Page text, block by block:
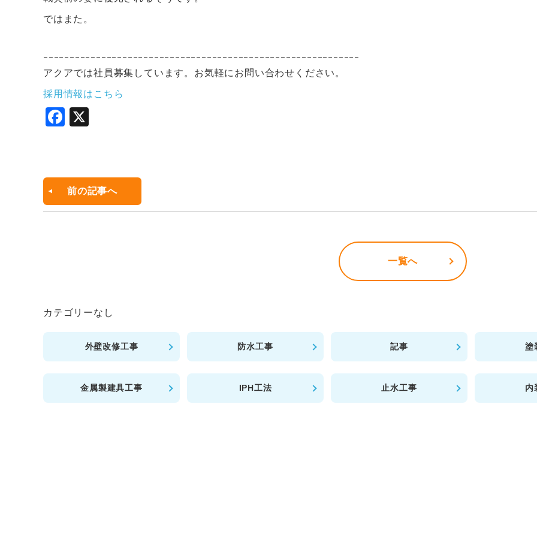
ではまた。
ｰｰｰｰｰｰｰｰｰｰｰｰｰｰｰｰｰｰｰｰｰｰｰｰｰｰｰｰｰｰｰｰｰｰｰｰｰｰｰｰｰｰｰｰｰｰｰｰｰｰｰｰｰｰｰｰｰｰｰｰ
アクアでは社員募集しています。お気軽にお問い合わせください。
採用情報はこちら
F
e
b
o
前の記事へ
一覧へ
カテゴリーなし
外壁改修工事 防水工事 記事 塗
金属製建具工事 IPH工法 止水工事 内